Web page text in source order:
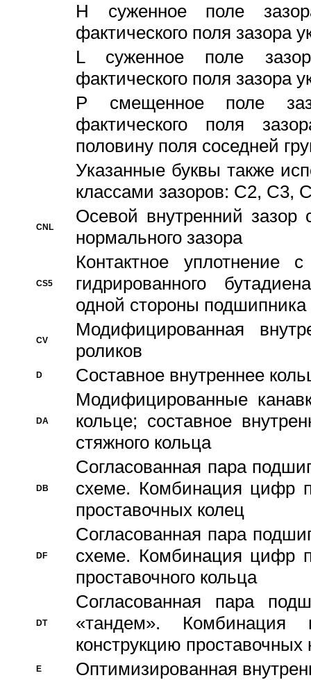
H суженное поле
фактического поля зазора
L суженное поле
фактического поля зазора
P смещенное поле
фактического поля
половину поля соседней
Указанные буквы также
классами зазоров: С2,
CNL
Осевой внутренний зазор
нормального зазора
CS5
Контактное уплотнение
гидрированного
одной стороны подшипника
CV
Модифицированная
роликов
D Составное внутреннее
DA
Модифицированные
кольце; составное
стяжного кольца
DB
Согласованная пара
схеме. Комбинация цифр
проставочных колец
DF
Согласованная пара
схеме. Комбинация цифр
проставочного кольца
DT
Согласованная пара
«тандем».
конструкцию проставочных
E
Оптимизированная